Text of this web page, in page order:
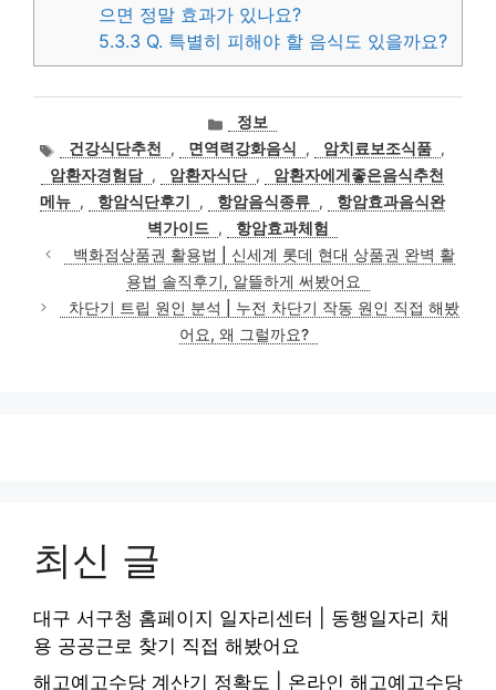
으면 정말 효과가 있나요?
5.3.3 Q. 특별히 피해야 할 음식도 있을까요?
카
테
고
리
정보
태
그
건강식단추천 , 면역력강화음식 , 암치료보조식품 ,
암환자경험담 , 암환자식단 ,
암환자에게좋은음식추천
메뉴 , 항암식단후기 , 항암음식종류 ,
항암효과음식완
벽가이드 ,
항암효과체험
백화점상품권 활용법 | 신세계 롯데 현대 상품권 완벽 활
용법 솔직후기, 알뜰하게 써봤어요
차단기 트립 원인 분석 | 누전 차단기 작동 원인 직접 해봤
어요, 왜 그럴까요?
최신 글
대구 서구청 홈페이지 일자리센터 | 동행일자리 채
용 공공근로 찾기 직접 해봤어요
해고예고수당 계산기 정확도 | 온라인 해고예고수당